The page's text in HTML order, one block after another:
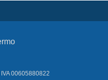
00605880822